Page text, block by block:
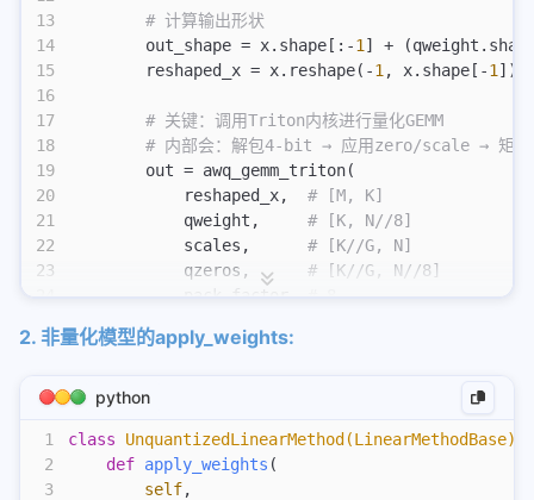
13
14
15
16
17
18
19
20
21
22
23
26
28
30
        # 计算输出形状
        out_shape = x.shape[:-
1 ] +
        reshaped_x = x.reshape(-
1 , x.shape[-1
        # 关键：调用Triton内核进行量化GEMM
# 内部会：解包4-bit → 应用zero/scale → 矩阵
        out = awq_gemm_triton(
            reshaped_x,
# [M, K]
            qweight,
# [K, N//8]
            scales,
# [K//G, N]
            qzeros,
# [K//G, N//8]
            out = out + bias
        return
out.reshape(out_shape) # [M, N]
2. 非量化模型的apply_weights:
python
1
2
3
class UnquantizedLinearMethod(LinearMethodBase)
    def
apply_weights (
        self
,